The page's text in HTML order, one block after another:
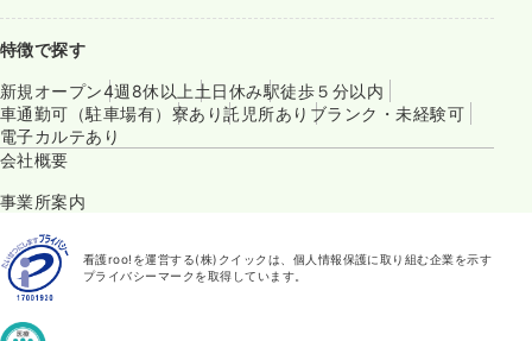
特徴で探す
新規オープン4週8休以上 土日休み駅徒歩５分以内
車通勤可（駐車場有） 寮あり託児所あり ブランク・未経験可
電子カルテあり
会社概要
事業所案内
看護roo!を運営する(株)クイックは、個人情報保護に取り組む企業を示す
プライバシーマークを取得しています。